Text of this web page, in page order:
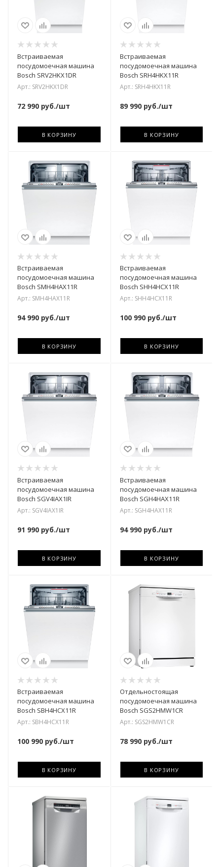
Встраиваемая
посудомоечная машина
Bosch SRV2HKX1DR
Арт.: SRV2HKX1DR
72 990 руб./шт
В КОРЗИНУ
Встраиваемая
посудомоечная машина
Bosch SRH4HKX11R
Арт.: SRH4HKX11R
89 990руб./шт
В КОРЗИНУ
Встраиваемая
посудомоечная машина
Bosch SMH4HAX11R
Арт.: SMH4HAX11R
94 990 руб./шт
В КОРЗИНУ
Встраиваемая
посудомоечная машина
Bosch SHH4HCX11R
Арт.: SHH4HCX11R
100 990руб./шт
В КОРЗИНУ
Встраиваемая
посудомоечная машина
Bosch SGV4IAX1IR
Арт.: SGV4IAX1IR
91 990 руб./шт
В КОРЗИНУ
Встраиваемая
посудомоечная машина
Bosch SGH4HAX11R
Арт.: SGH4HAX11R
94 990руб./шт
В КОРЗИНУ
Встраиваемая
посудомоечная машина
Bosch SBH4HCX11R
Арт.: SBH4HCX11R
100 990 руб./шт
В КОРЗИНУ
Отдельностоящая
посудомоечная машина
Bosch SGS2HMW1CR
Арт.: SGS2HMW1CR
78 990руб./шт
В КОРЗИНУ